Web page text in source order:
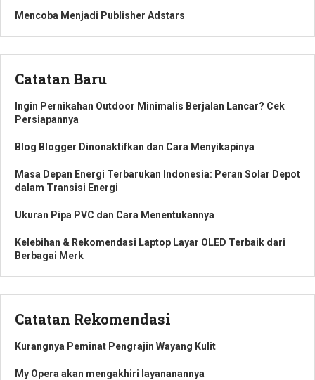
Mencoba Menjadi Publisher Adstars
Catatan Baru
Ingin Pernikahan Outdoor Minimalis Berjalan Lancar? Cek
Persiapannya
Blog Blogger Dinonaktifkan dan Cara Menyikapinya
Masa Depan Energi Terbarukan Indonesia: Peran Solar Depot
dalam Transisi Energi
Ukuran Pipa PVC dan Cara Menentukannya
Kelebihan & Rekomendasi Laptop Layar OLED Terbaik dari
Berbagai Merk
Catatan Rekomendasi
Kurangnya Peminat Pengrajin Wayang Kulit
My Opera akan mengakhiri layananannya